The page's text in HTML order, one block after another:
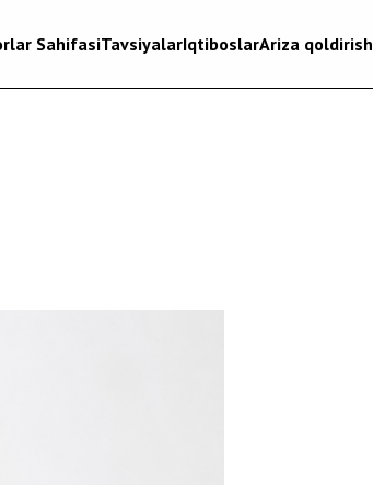
SahifasiTavsiyalarIqtiboslarAriza qoldirish